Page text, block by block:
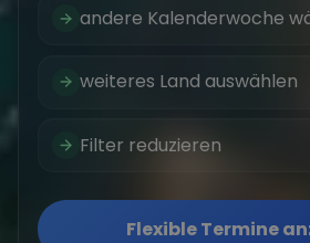
andere Kalenderwoche
weiteres Land auswählen
Filter reduzieren
Flexible Termine